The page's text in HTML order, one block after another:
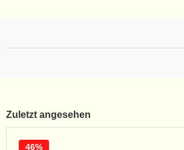
Zuletzt angesehen
46%